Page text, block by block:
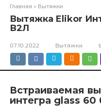
Главная » Вытяжки
Вытяжка Elikor
В2Л
07.10.2022 Вытяжки
Встраиваемая
интегра glass